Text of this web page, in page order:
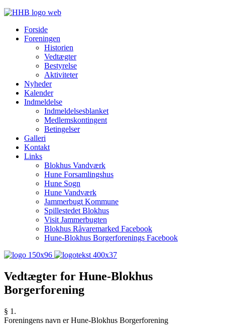
Forside
Foreningen
Historien
Vedtægter
Bestyrelse
Aktiviteter
Nyheder
Kalender
Indmeldelse
Indmeldelsesblanket
Medlemskontingent
Betingelser
Galleri
Kontakt
Links
Blokhus Vandværk
Hune Forsamlingshus
Hune Sogn
Hune Vandværk
Jammerbugt Kommune
Spillestedet Blokhus
Visit Jammerbugten
Blokhus Råvaremarked Facebook
Hune-Blokhus Borgerforenings Facebook
Vedtægter for Hune-Blokhus
Borgerforening
§ 1.
Foreningens navn er Hune-Blokhus Borgerforening